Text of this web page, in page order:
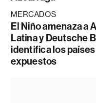
MERCADOS
El Niño amenaza a
Latina y Deutsche
identifica los
expuestos